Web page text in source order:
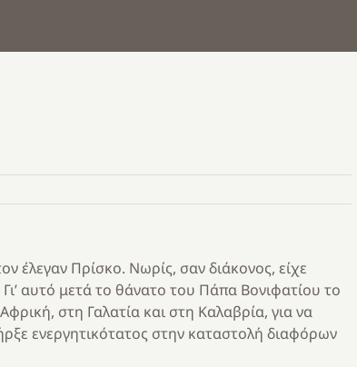
έλεγαν Πρίσκο. Νωρίς, σαν διάκονος, είχε
Γι’ αυτό μετά το θάνατο του Πάπα Βονιφατίου το
στη Γαλατία και στη Καλαβρία, για να
ενεργητικότατος στην καταστολή διαφόρων